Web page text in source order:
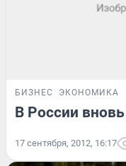
БИЗНЕС ЭКОНОМИКА
В России
17 сентября, 2012, 16:17